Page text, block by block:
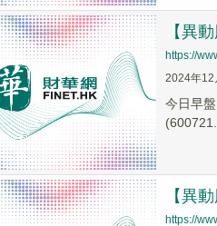
【異
https://
2024年12
今日早
【異
https://